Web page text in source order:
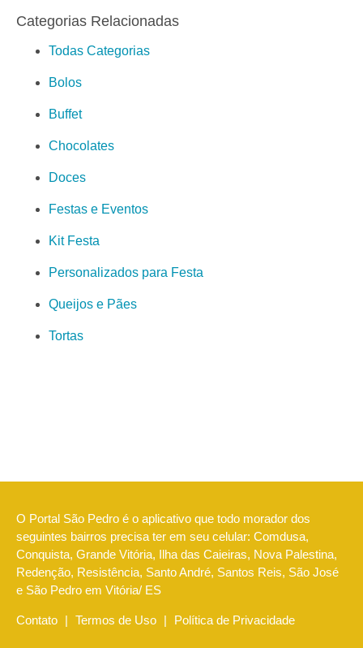
Categorias Relacionadas
Todas Categorias
Bolos
Buffet
Chocolates
Doces
Festas e Eventos
Kit Festa
Personalizados para Festa
Queijos e Pães
Tortas
O Portal São Pedro é o aplicativo que todo morador dos
seguintes bairros precisa ter em seu celular: Comdusa,
Conquista, Grande Vitória, Ilha das Caieiras, Nova Palestina,
Redenção, Resistência, Santo André, Santos Reis, São José
e São Pedro em Vitória/ ES
Contato | Termos de Uso | Política de Privacidade